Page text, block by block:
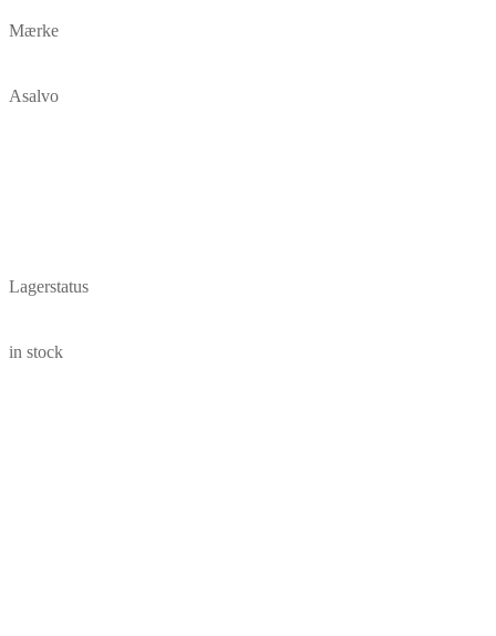
Mærke
Asalvo
Lagerstatus
in stock